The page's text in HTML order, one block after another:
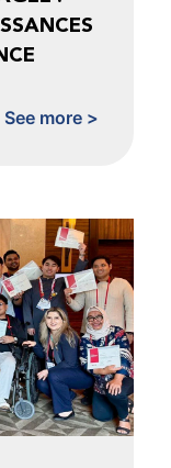
See more >